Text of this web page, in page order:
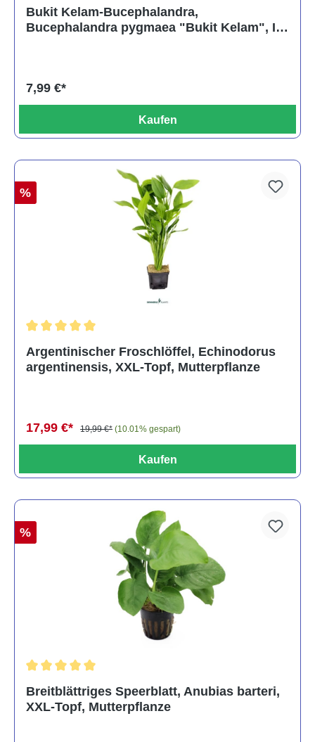
Bukit Kelam-Bucephalandra,
Bucephalandra pygmaea "Bukit Kelam", In
7,99 €*
Kaufen
%
Argentinischer Froschlöffel, Echinodorus
argentinensis, XXL-Topf, Mutterpflanze
17,99 €* 19,99 €* (10.01% gespart)
Kaufen
%
Breitblättriges Speerblatt, Anubias barteri,
XXL-Topf, Mutterpflanze